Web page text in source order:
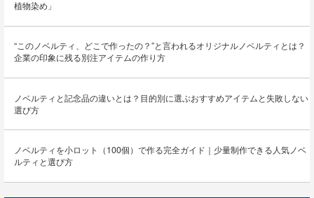
植物染め」
“このノベルティ、どこで作ったの？”と言われるオリジナルノベルティとは？
企業の印象に残る別注アイテムの作り方
ノベルティと記念品の違いとは？目的別に選ぶおすすめアイテムと失敗しない
選び方
ノベルティを小ロット（100個）で作る完全ガイド｜少量制作できる人気ノベ
ルティと選び方